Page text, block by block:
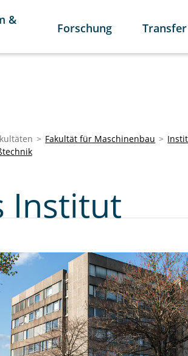
&
Forschung Transfer
Fakultät für Maschinenbau
Institut